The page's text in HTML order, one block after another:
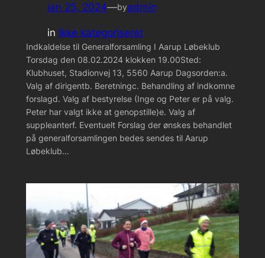
jan 25, 2024—byadmin
in Ikke kategoriseret
Indkaldelse til Generalforsamling I Aarup Løbeklub
Torsdag den 08.02.2024 klokken 19.00Sted:
Klubhuset, Stadionvej 13, 5560 Aarup Dagsorden:a.
Valg af dirigentb. Beretningc. Behandling af indkomne
forslagd. Valg af bestyrelse (Inge og Peter er på valg.
Peter har valgt ikke at genopstille)e. Valg af
suppleanterf. Eventuelt Forslag der ønskes behandlet
på generalforsamlingen bedes sendes til Aarup
Løbeklub…